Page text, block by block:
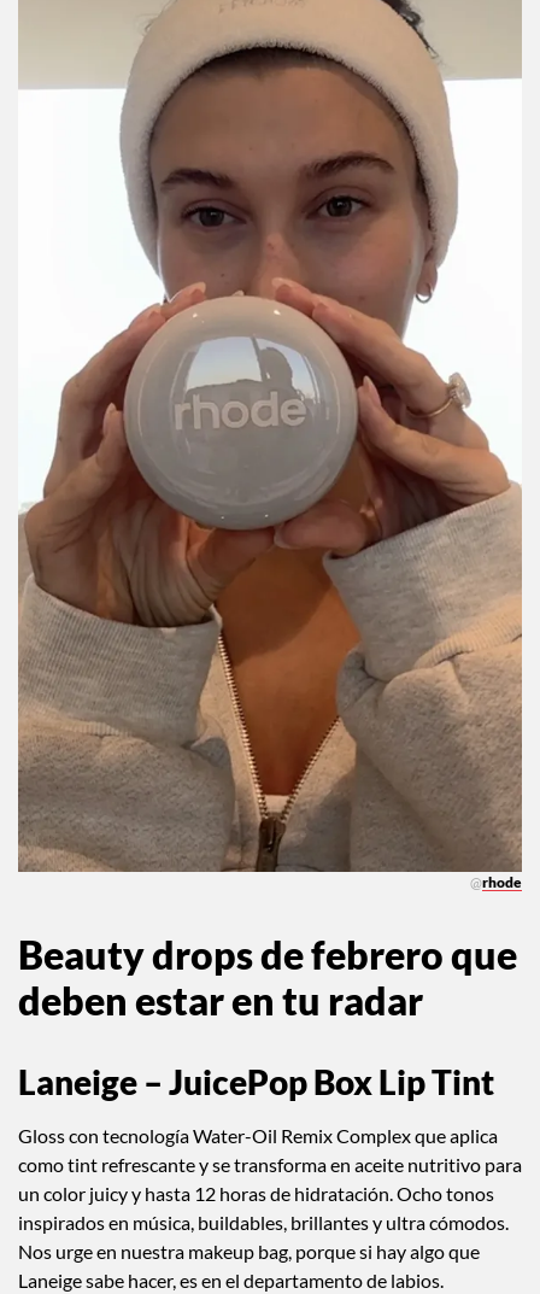
@rhode
Beauty drops de febrero que
deben estar en tu radar
Laneige – JuicePop Box Lip Tint
Gloss con tecnología Water-Oil Remix Complex que aplica
como tint refrescante y se transforma en aceite nutritivo para
un color juicy y hasta 12 horas de hidratación. Ocho tonos
inspirados en música, buildables, brillantes y ultra cómodos.
Nos urge en nuestra makeup bag, porque si hay algo que
Laneige sabe hacer, es en el departamento de labios.